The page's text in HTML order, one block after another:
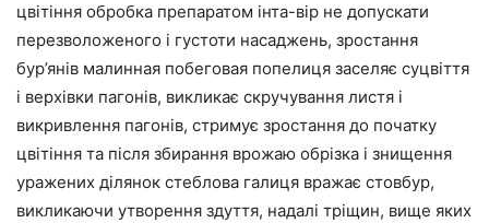
цвітіння обробка препаратом інта-вір не допускати
перезволоженого і густоти насаджень, зростання
бур’янів малинная побеговая попелиця заселяє суцвіття
і верхівки пагонів, викликає скручування листя і
викривлення пагонів, стримує зростання до початку
цвітіння та після збирання врожаю обрізка і знищення
уражених ділянок стеблова галиця вражає стовбур,
викликаючи утворення здуття, надалі тріщин, вище яких